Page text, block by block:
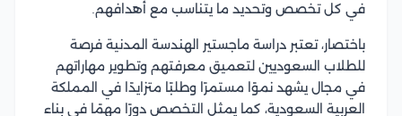
في كل تخصص وتحديد ما يتناسب مع أهدافهم.
باختصار، تعتبر دراسة ماجستير الهندسة المدنية فرصة
للطلاب السعوديين لتعميق معرفتهم وتطوير مهاراتهم
في مجال يشهد نموًا مستمرًا وطلبًا متزايدًا في المملكة
العربية السعودية، كما يمثل التخصص دورًا مهمًا في بناء